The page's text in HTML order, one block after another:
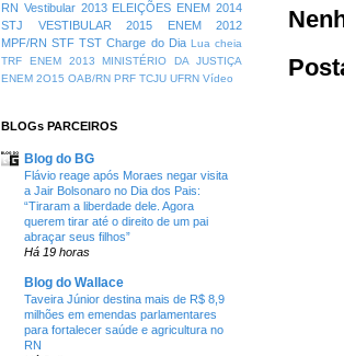
RN Vestibular 2013 ELEIÇÕES ENEM 2014
STJ
VESTIBULAR 2015
ENEM 2012
MPF/RN STF TST Charge do Dia Lua cheia
TRF
ENEM 2013
MINISTÉRIO DA JUSTIÇA
ENEM 2O15 OAB/RN PRF TCJU UFRN Vídeo
BLOGs PARCEIROS
Blog do BG
Flávio reage após Moraes negar visita
a Jair Bolsonaro no Dia dos Pais:
“Tiraram a liberdade dele. Agora
querem tirar até o direito de um pai
abraçar seus filhos”
Há 19 horas
Blog do Wallace
Taveira Júnior destina mais de R$ 8,9
milhões em emendas parlamentares
para fortalecer saúde e agricultura no
RN